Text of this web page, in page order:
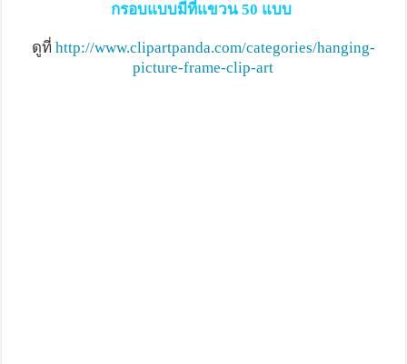
กรอบแบบมีที่แขวน 50 แบบ
ดูที่ http://www.clipartpanda.com/categories/hanging-
picture-frame-clip-art